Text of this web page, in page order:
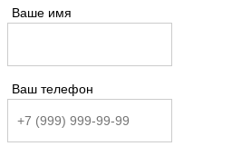
Ваше имя
Ваш телефон